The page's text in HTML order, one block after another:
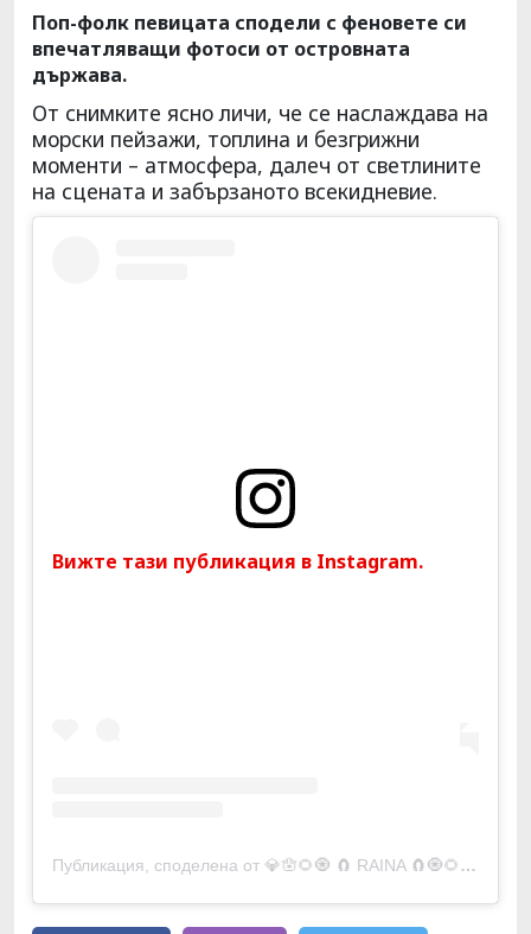
Поп-фолк певицата сподели с феновете си
впечатляващи фотоси от островната
държава.
От снимките ясно личи, че се наслаждава на
морски пейзажи, топлина и безгрижни
моменти – атмосфера, далеч от светлините
на сцената и забързаното всекидневие.
Вижте тази публикация в Instagram.
Публикация, споделена от 💎🪬🌻🧿 🧲 RAINA 🧲🧿🌻🪬💎 (@raina_terziyska)